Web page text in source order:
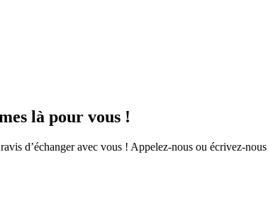
là pour vous !
d’échanger avec vous ! Appelez-nous ou écrivez-